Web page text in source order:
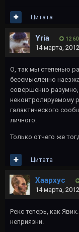
Цитата
Yria 12
14 марта, 2012
О, так мы степенью
бессмысленно
совершенно
неконтролируемому
галактического
личного.
Только отчего же
Цитата
Хаархус
14 марта, 2012
Рекс теперь, как
неприязни.